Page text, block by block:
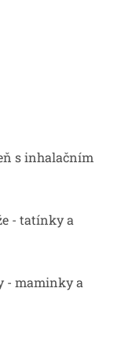
s inhalačním
- tatínky a
- maminky a